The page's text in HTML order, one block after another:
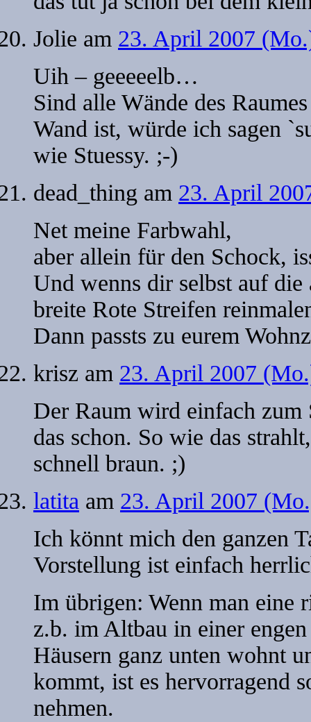
Jolie am 23. April 2007
Uih – geeeeelb…
Sind alle Wände des
Wand ist, würde ich sagen
wie Stuessy. ;-)
dead_thing am 23. April
Net meine Farbwahl,
aber allein für den Schock,
Und wenns dir selbst auf die
breite Rote Streifen
Dann passts zu eurem
krisz am 23. April 2007
Der Raum wird einfach
das schon. So wie das
schnell braun. ;)
latita am 23. April 2007
Ich könnt mich den ganzen
Vorstellung ist einfach
Im übrigen: Wenn man eine
z.b. im Altbau in einer
Häusern ganz unten wohnt
kommt, ist es hervorragend
nehmen.